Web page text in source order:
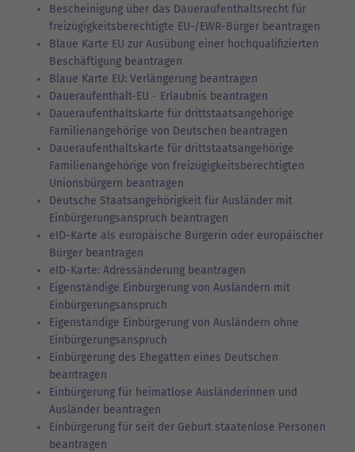
Bescheinigung über das Daueraufenthaltsrecht für
freizügigkeitsberechtigte EU-/EWR-Bürger beantragen
Blaue Karte EU zur Ausübung einer hochqualifizierten
Beschäftigung beantragen
Blaue Karte EU: Verlängerung beantragen
Daueraufenthalt-EU - Erlaubnis beantragen
Daueraufenthaltskarte für drittstaatsangehörige
Familienangehörige von Deutschen beantragen
Daueraufenthaltskarte für drittstaatsangehörige
Familienangehörige von freizügigkeitsberechtigten
Unionsbürgern beantragen
Deutsche Staatsangehörigkeit für Ausländer mit
Einbürgerungsanspruch beantragen
eID-Karte als europäische Bürgerin oder europäischer
Bürger beantragen
eID-Karte: Adressänderung beantragen
Eigenständige Einbürgerung von Ausländern mit
Einbürgerungsanspruch
Eigenständige Einbürgerung von Ausländern ohne
Einbürgerungsanspruch
Einbürgerung des Ehegatten eines Deutschen
beantragen
Einbürgerung für heimatlose Ausländerinnen und
Ausländer beantragen
Einbürgerung für seit der Geburt staatenlose Personen
beantragen